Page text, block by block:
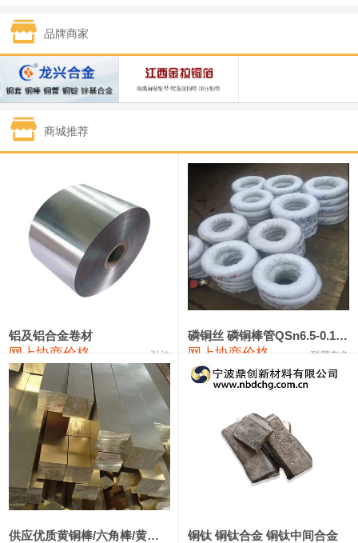
1#锡 434,000—436,000
1#镍 129,550—130,750
1#白银 15,100—15,110 15,105 -70
钯金
331,000 -10,000
89,000—95,000 92,000 1,000
2#锑 85,000—91,000 88,000 1,000
1#镁 17,000—18,000 17,500 0
18,900—19,100 19,000 100
1#电解锰(99.7%袋装) 18,000—18,200 18,100 100
1#铬 60,000—82,000
553#硅 9,300—9,500
441#硅 9,600—9,800 9,700
3303#硅 10,300—10,500 10,400
2202#硅 14,100—14,300
金属硅3303#-2202# 10,400—14,200 12,300 0
品牌商家
商城推荐
铝及铝合金卷材
网上协商价格 弘达
磷铜丝 磷铜棒管QSn6.5-0.1 7-0.2 8-0.3
网上协商价格 联荣有色
供应优质黄铜棒/六角棒/黄铜方板 铜钛 铜钛合金 铜钛中间合金